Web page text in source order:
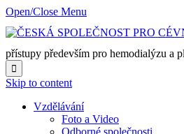
Open/Close Menu
přístupy především pro hemodialýzu a

Skip to content
Vzdělávání
Foto a Video
Odborné společnosti